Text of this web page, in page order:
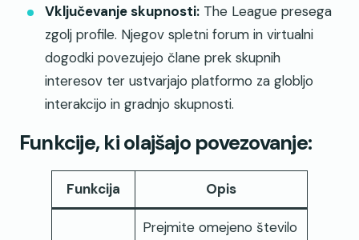
Vključevanje skupnosti: The League presega
zgolj profile. Njegov spletni forum in virtualni
dogodki povezujejo člane prek skupnih
interesov ter ustvarjajo platformo za globljo
interakcijo in gradnjo skupnosti.
Funkcije, ki olajšajo povezovanje:
Funkcija Opis
Prejmite omejeno število